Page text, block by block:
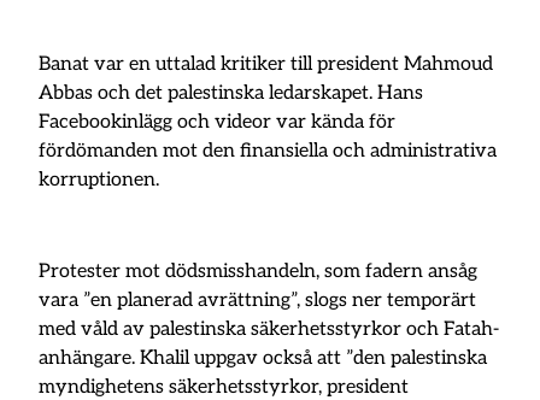
Banat var en uttalad kritiker till president Mahmoud
Abbas och det palestinska ledarskapet. Hans
Facebookinlägg och videor var kända för
fördömanden mot den finansiella och administrativa
korruptionen.
Protester mot dödsmisshandeln, som fadern ansåg
vara ”en planerad avrättning”, slogs ner temporärt
med våld av palestinska säkerhetsstyrkor och Fatah-
anhängare. Khalil uppgav också att ”den palestinska
myndighetens säkerhetsstyrkor, president